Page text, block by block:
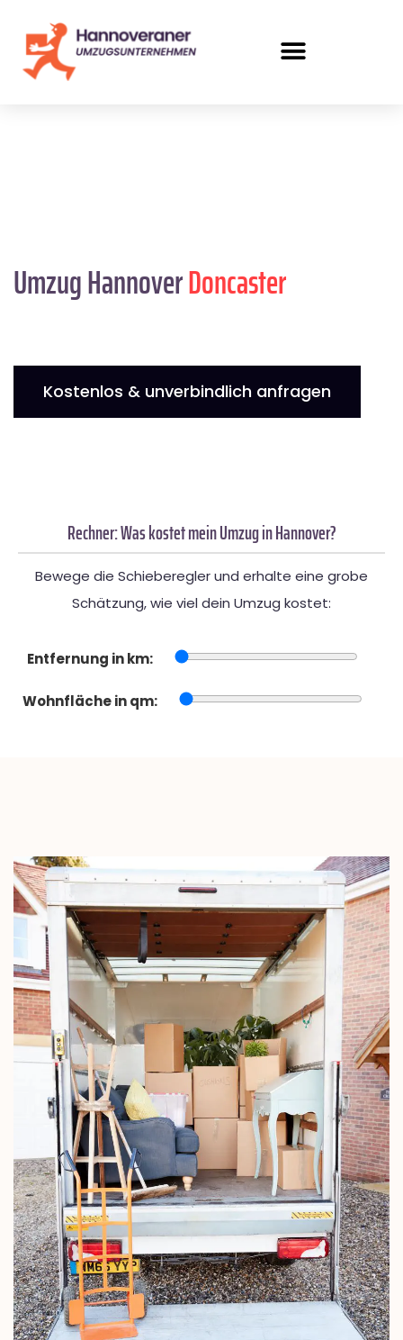
Umzug HannoverDoncaster
Kostenlos & unverbindlich anfragen
Rechner: Was kostet mein Umzug in Hannover?
Bewege die Schieberegler und erhalte eine grobe
Schätzung, wie viel dein Umzug kostet:
Entfernung in km:
Wohnfläche in qm: